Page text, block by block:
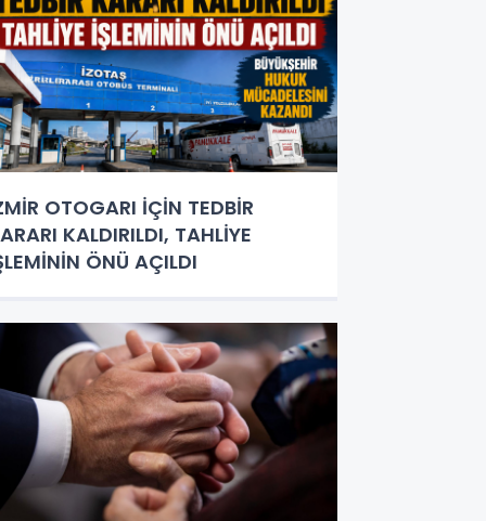
OTOGARI İÇİN TEDBİR
KALDIRILDI, TAHLİYE
ÖNÜ AÇILDI